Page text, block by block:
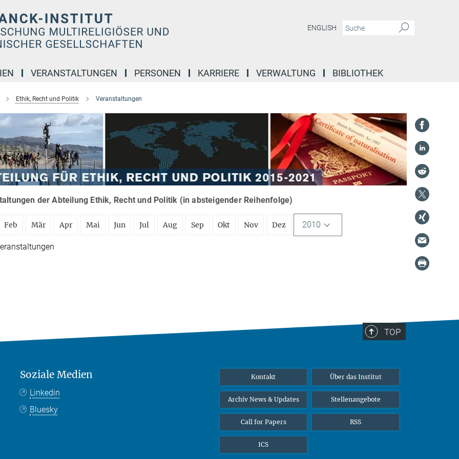
ENGLISH
VERANSTALTUNGEN PERSONEN KARRIERE VERWALTUNG BIBLIOTHEK
Ethik, Recht und Politik Veranstaltungen
der Abteilung Ethik, Recht und Politik (in absteigender Reihenfolge)
Feb Mär Apr Mai Jun Jul Aug Sep Okt Nov Dez 2010
TOP
Soziale Medien
Linkedin
Bluesky
Kontakt Über das Institut
Archiv News & Updates Stellenangebote
Call for Papers RSS
ICS